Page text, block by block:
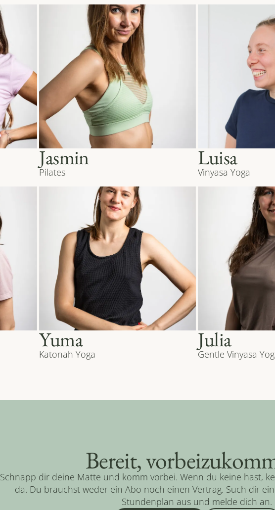
Jasmin
Pilates
Luisa
Vinyasa Yoga
Yuma
Katonah Yoga
Julia
Gentle Vinyasa
Bereit,
Schnapp dir deine Matte und komm vorbei. Wenn du keine hast,
da. Du brauchst weder ein Abo noch einen Vertrag. Such dir
Stundenplan aus und melde dich an.